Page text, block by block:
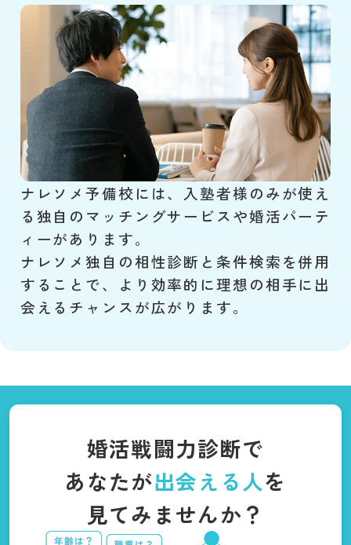
ナレソメ予備校には、入塾者様のみが使え
る独自のマッチングサービスや婚活パーテ
ィーがあります。
ナレソメ独自の相性診断と条件検索を併用
することで、より効率的に理想の相手に出
会えるチャンスが広がります。
婚活戦闘力診断で
あなたが出会える人を
見てみませんか？